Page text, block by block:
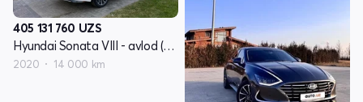
405 131 760 UZS
Hyundai Sonata VIII - avlod (DN8)
2020 14 000 km